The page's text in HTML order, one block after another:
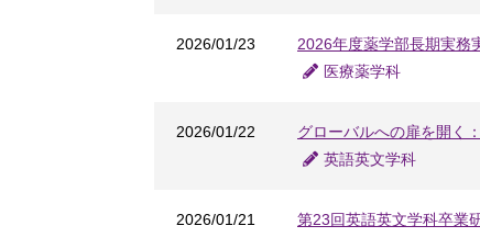
2026/01/23
2026年度薬学部長期実
医療薬学科
2026/01/22
グローバルへの扉を開く
英語英文学科
2026/01/21
第23回英語英文学科卒業